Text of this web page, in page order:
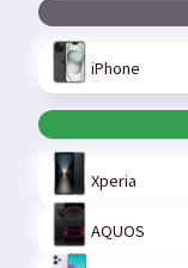
iPhone
Xperia
AQUOS